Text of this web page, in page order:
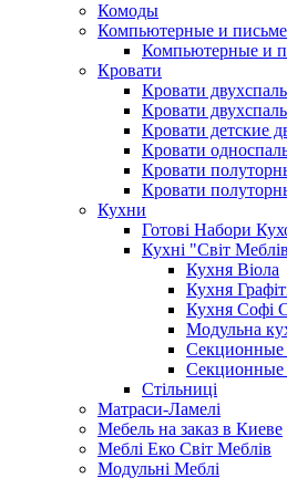
Комоды
Компьютерные и
Компьютерные и
Кровати
Кровати
Кровати
Кровати детские
Кровати
Кровати
Кровати
Кухни
Готові Набори
Кухні "Світ
Кухня Віола
Кухня
Кухня Софі
Модульна
Секционные
Секционные
Стільниці
Матраси-Ламелі
Мебель на заказ в Киеве
Меблі Еко Світ Меблів
Модульні Меблі